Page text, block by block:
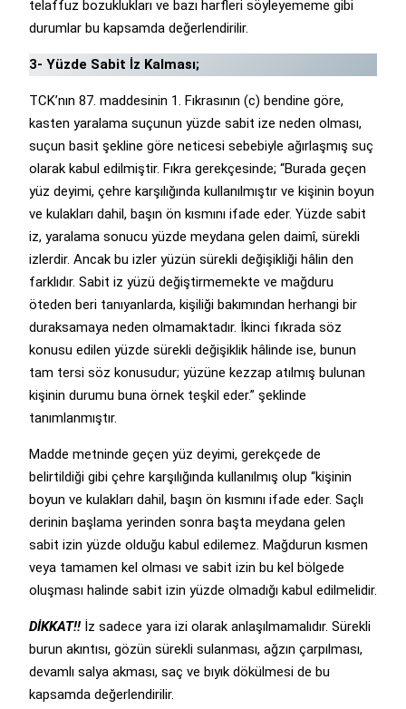
telaffuz bozuklukları ve bazı harfleri söyleyememe gibi
durumlar bu kapsamda değerlendirilir.
3- Yüzde Sabit İz Kalması;
TCK’nın 87. maddesinin 1. Fıkrasının (c) bendine göre,
kasten yaralama suçunun yüzde sabit ize neden olması,
suçun basit şekline göre neticesi sebebiyle ağırlaşmış suç
olarak kabul edilmiştir. Fıkra gerekçesinde; “Burada geçen
yüz deyimi, çehre karşılığında kullanılmıştır ve kişinin boyun
ve kulakları dahil, başın ön kısmını ifade eder. Yüzde sabit
iz, yaralama sonucu yüzde meydana gelen daimî, sürekli
izlerdir. Ancak bu izler yüzün sürekli değişikliği hâlin den
farklıdır. Sabit iz yüzü değiştirmemekte ve mağduru
öteden beri tanıyanlarda, kişiliği bakımından herhangi bir
duraksamaya neden olmamaktadır. İkinci fıkrada söz
konusu edilen yüzde sürekli değişiklik hâlinde ise, bunun
tam tersi söz konusudur; yüzüne kezzap atılmış bulunan
kişinin durumu buna örnek teşkil eder.” şeklinde
tanımlanmıştır.
Madde metninde geçen yüz deyimi, gerekçede de
belirtildiği gibi çehre karşılığında kullanılmış olup “kişinin
boyun ve kulakları dahil, başın ön kısmını ifade eder. Saçlı
derinin başlama yerinden sonra başta meydana gelen
sabit izin yüzde olduğu kabul edilemez. Mağdurun kısmen
veya tamamen kel olması ve sabit izin bu kel bölgede
oluşması halinde sabit izin yüzde olmadığı kabul edilmelidir.
DİKKAT!!İz sadece yara izi olarak anlaşılmamalıdır. Sürekli
burun akıntısı, gözün sürekli sulanması, ağzın çarpılması,
devamlı salya akması, saç ve bıyık dökülmesi de bu
kapsamda değerlendirilir.